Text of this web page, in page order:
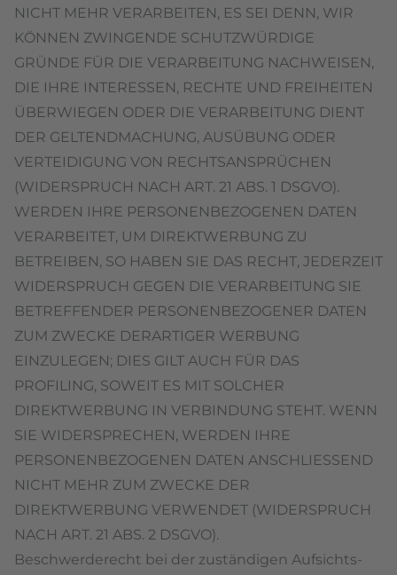
NICHT MEHR VERARBEITEN, ES SEI DENN, WIR
KÖNNEN ZWINGENDE SCHUTZWÜRDIGE
GRÜNDE FÜR DIE VERARBEITUNG NACHWEISEN,
DIE IHRE INTERESSEN, RECHTE UND FREIHEITEN
ÜBERWIEGEN ODER DIE VERARBEITUNG DIENT
DER GELTENDMACHUNG, AUSÜBUNG ODER
VERTEIDIGUNG VON RECHTSANSPRÜCHEN
(WIDERSPRUCH NACH ART. 21 ABS. 1 DSGVO).
WERDEN IHRE PERSONENBEZOGENEN DATEN
VERARBEITET, UM DIREKTWERBUNG ZU
BETREIBEN, SO HABEN SIE DAS RECHT, JEDERZEIT
WIDERSPRUCH GEGEN DIE VERARBEITUNG SIE
BETREFFENDER PERSONENBEZOGENER DATEN
ZUM ZWECKE DERARTIGER WERBUNG
EINZULEGEN; DIES GILT AUCH FÜR DAS
PROFILING, SOWEIT ES MIT SOLCHER
DIREKTWERBUNG IN VERBINDUNG STEHT. WENN
SIE WIDERSPRECHEN, WERDEN IHRE
PERSONENBEZOGENEN DATEN ANSCHLIESSEND
NICHT MEHR ZUM ZWECKE DER
DIREKTWERBUNG VERWENDET (WIDERSPRUCH
NACH ART. 21 ABS. 2 DSGVO).
Beschwerde­recht bei der zuständigen Aufsichts­